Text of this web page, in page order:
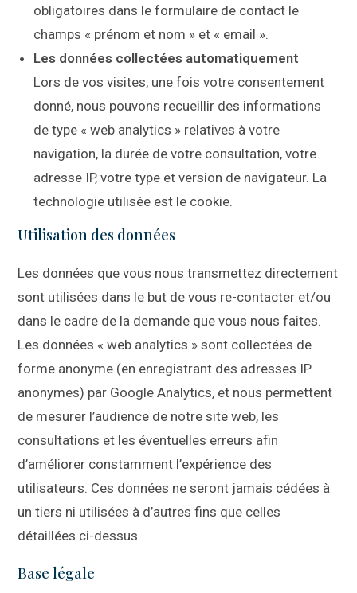
obligatoires dans le formulaire de contact le
champs « prénom et nom » et « email ».
Les données collectées automatiquement
Lors de vos visites, une fois votre consentement
donné, nous pouvons recueillir des informations
de type « web analytics » relatives à votre
navigation, la durée de votre consultation, votre
adresse IP, votre type et version de navigateur. La
technologie utilisée est le cookie.
Utilisation des données
Les données que vous nous transmettez directement
sont utilisées dans le but de vous re-contacter et/ou
dans le cadre de la demande que vous nous faites.
Les données « web analytics » sont collectées de
forme anonyme (en enregistrant des adresses IP
anonymes) par Google Analytics, et nous permettent
de mesurer l’audience de notre site web, les
consultations et les éventuelles erreurs afin
d’améliorer constamment l’expérience des
utilisateurs. Ces données ne seront jamais cédées à
un tiers ni utilisées à d’autres fins que celles
détaillées ci-dessus.
Base légale